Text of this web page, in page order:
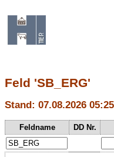
Feld 'SB_ERG'
Stand: 07.08.2026
Feldname DD Nr.